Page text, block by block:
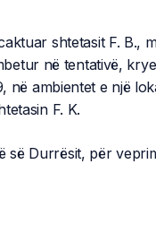
shtetasit F. B.,
në tentativë,
në ambientet e një
F. K.
Durrësit, për